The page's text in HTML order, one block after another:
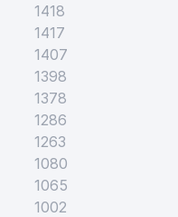
1418
1417
1407
1398
1378
1286
1263
1080
1065
1002